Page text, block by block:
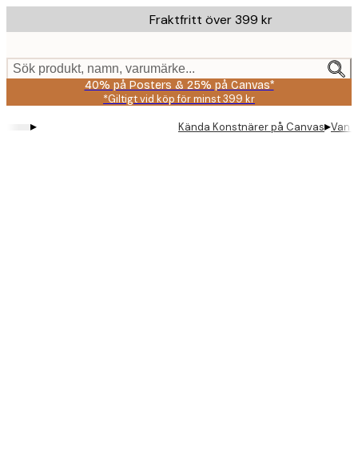
to
content.
Fraktfritt över 399 kr
Sök produkt, namn, varumärke...
40% på Posters & 25% på Canvas*
*Giltigt vid köp för minst 399 kr
▸ Kända Konstnärer på Canvas▸Van